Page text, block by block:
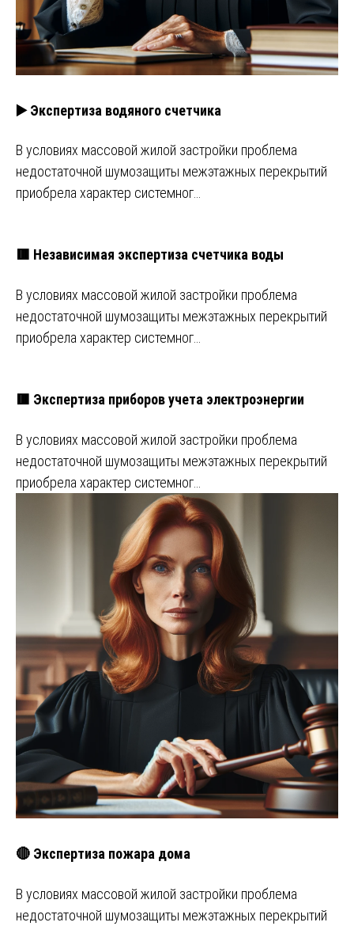
▶️ Экспертиза водяного счетчика
В условиях массовой жилой застройки проблема
недостаточной шумозащиты межэтажных перекрытий
приобрела характер системног…
🟥 Независимая экспертиза счетчика воды
В условиях массовой жилой застройки проблема
недостаточной шумозащиты межэтажных перекрытий
приобрела характер системног…
🟥 Экспертиза приборов учета электроэнергии
В условиях массовой жилой застройки проблема
недостаточной шумозащиты межэтажных перекрытий
приобрела характер системног…
🔴 Экспертиза пожара дома
В условиях массовой жилой застройки проблема
недостаточной шумозащиты межэтажных перекрытий